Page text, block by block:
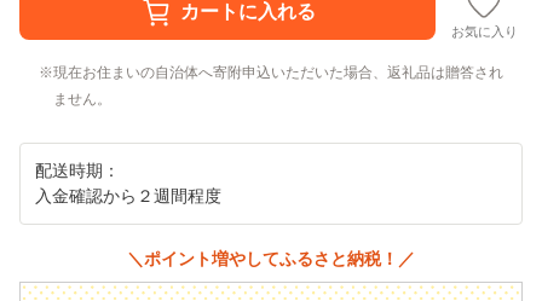
お気に入り
現在お住まいの自治体へ寄附申込いただいた場合、返礼品は贈答され
ません。
配送時期：
入金確認から２週間程度
＼ポイント増やしてふるさと納税！／